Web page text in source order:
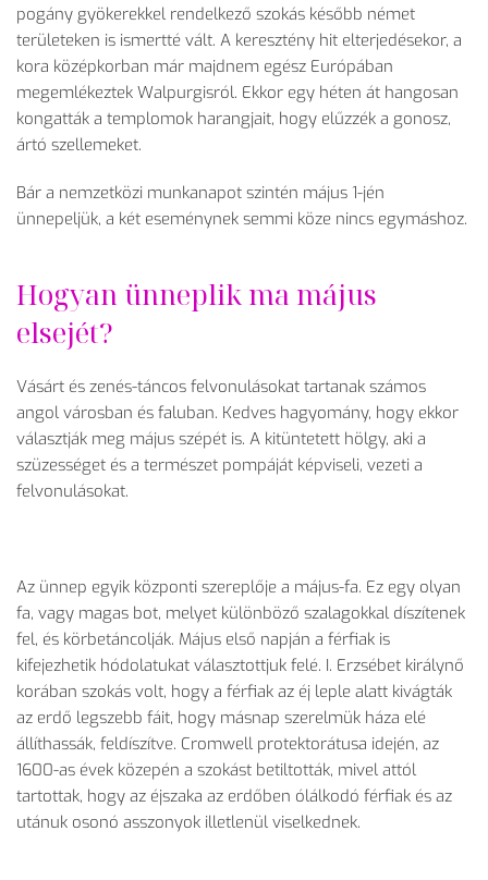
pogány gyökerekkel rendelkező szokás később német
területeken is ismertté vált. A keresztény hit elterjedésekor, a
kora középkorban már majdnem egész Európában
megemlékeztek Walpurgisról. Ekkor egy héten át hangosan
kongatták a templomok harangjait, hogy elűzzék a gonosz,
ártó szellemeket.
Bár a nemzetközi munkanapot szintén május 1-jén
ünnepeljük, a két eseménynek semmi köze nincs egymáshoz.
Hogyan ünneplik ma május
elsejét?
Vásárt és zenés-táncos felvonulásokat tartanak számos
angol városban és faluban. Kedves hagyomány, hogy ekkor
választják meg május szépét is. A kitüntetett hölgy, aki a
szüzességet és a természet pompáját képviseli, vezeti a
felvonulásokat.
Az ünnep egyik központi szereplője a május-fa. Ez egy olyan
fa, vagy magas bot, melyet különböző szalagokkal díszítenek
fel, és körbetáncolják. Május első napján a férfiak is
kifejezhetik hódolatukat választottjuk felé. I. Erzsébet királynő
korában szokás volt, hogy a férfiak az éj leple alatt kivágták
az erdő legszebb fáit, hogy másnap szerelmük háza elé
állíthassák, feldíszítve. Cromwell protektorátusa idején, az
1600-as évek közepén a szokást betiltották, mivel attól
tartottak, hogy az éjszaka az erdőben ólálkodó férfiak és az
utánuk osonó asszonyok illetlenül viselkednek.